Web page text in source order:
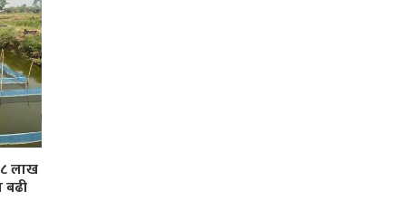
लाख
बढी